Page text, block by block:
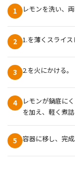
1 レモンを洗い、
2 1.を薄くスライス
3 2.を火にかける。
4
レモンが鍋底に
を加え、軽く煮詰
5 容器に移し、完成